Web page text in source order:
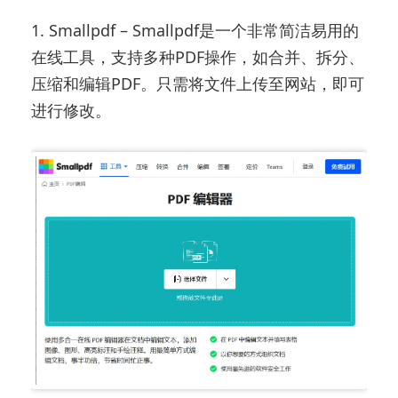
1. Smallpdf – Smallpdf是一个非常简洁易用的
在线工具，支持多种PDF操作，如合并、拆分、
压缩和编辑PDF。只需将文件上传至网站，即可
进行修改。